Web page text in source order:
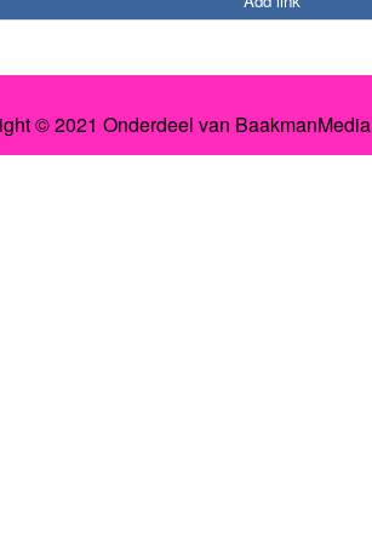
© 2021 Onderdeel van BaakmanMedia